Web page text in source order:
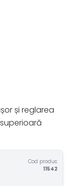
și reglarea
Cod produs:
11542